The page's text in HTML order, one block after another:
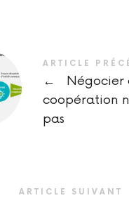
ARTICLE
←
Négocier
coopération
pas
ARTICLE SUIVANT